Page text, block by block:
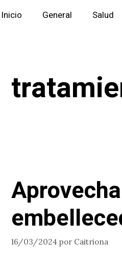
Inicio General Salud
16/03/2024 por Caitriona